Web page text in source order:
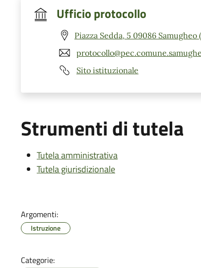
Ufficio protocollo
Piazza Sedda, 5 09086 Samugheo
Sito istituzionale
Strumenti di tutela
Tutela amministrativa
Tutela giurisdizionale
Argomenti:
Istruzione
Categorie: